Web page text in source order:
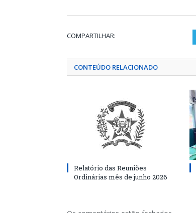
COMPARTILHAR:
CONTEÚDO RELACIONADO
Relatório das Reuniões
Ordinárias mês de junho 2026